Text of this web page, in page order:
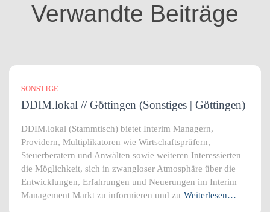
Verwandte Beiträge
SONSTIGE
DDIM.lokal // Göttingen (Sonstiges | Göttingen)
DDIM.lokal (Stammtisch) bietet Interim Managern,
Providern, Multiplikatoren wie Wirtschaftsprüfern,
Steuerberatern und Anwälten sowie weiteren Interessierten
die Möglichkeit, sich in zwangloser Atmosphäre über die
Entwicklungen, Erfahrungen und Neuerungen im Interim
Management Markt zu informieren und zu Weiterlesen…